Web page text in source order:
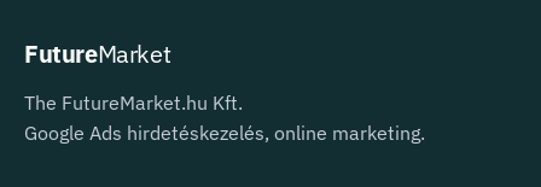
FutureMarket
The FutureMarket.hu Kft.
Google Ads hirdetéskezelés, online marketing.